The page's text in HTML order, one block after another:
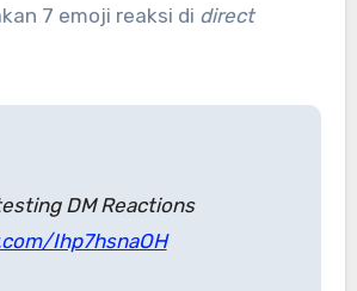
7 emoji reaksi di direct
DM Reactions
Ihp7hsnaOH